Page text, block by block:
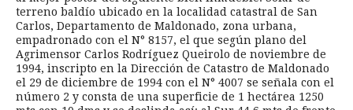
terreno baldío ubicado en la localidad catastral de San
Carlos, Departamento de Maldonado, zona urbana,
empadronado con el N° 8157, el que según plano del
Agrimensor Carlos Rodríguez Queirolo de noviembre de
1994, inscripto en la Dirección de Catastro de Maldonado
el 29 de diciembre de 1994 con el N° 4007 se señala con el
número 2 y consta de una superficie de 1 hectárea 1250